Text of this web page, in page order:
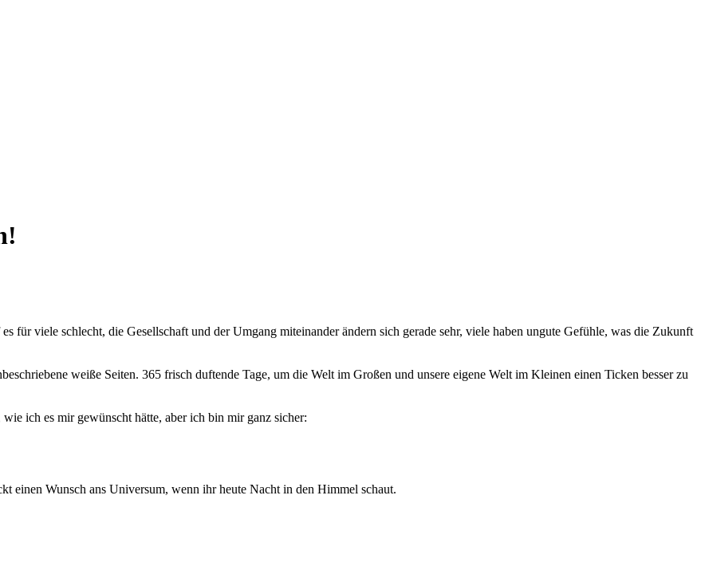
für viele schlecht, die Gesellschaft und der Umgang miteinander ändern sich gerade sehr, viele haben ungute Gefühle, was die Zukunft
weiße Seiten. 365 frisch duftende Tage, um die Welt im Großen und unsere eigene Welt im Kleinen einen Ticken besser zu
ich es mir gewünscht hätte, aber ich bin mir ganz sicher:
einen Wunsch ans Universum, wenn ihr heute Nacht in den Himmel schaut.